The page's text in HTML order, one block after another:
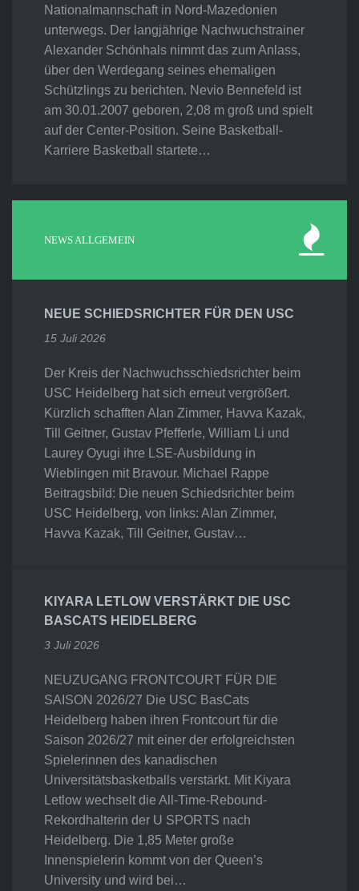
Nationalmannschaft in Nord-Mazedonien
unterwegs. Der langjährige Nachwuchstrainer
Alexander Schönhals nimmt das zum Anlass,
über den Werdegang seines ehemaligen
Schützlings zu berichten. Nevio Bennefeld ist
am 30.01.2007 geboren, 2,08 m groß und spielt
auf der Center-Position. Seine Basketball-
Karriere Basketball startete…
NEWS ALLGEMEIN
NEUE SCHIEDSRICHTER FÜR DEN USC
15 Juli 2026
Der Kreis der Nachwuchsschiedsrichter beim
USC Heidelberg hat sich erneut vergrößert.
Kürzlich schafften Alan Zimmer, Havva Kazak,
Till Geitner, Gustav Pfefferle, William Li und
Laurey Oyugi ihre LSE-Ausbildung in
Wieblingen mit Bravour. Michael Rappe
Beitragsbild: Die neuen Schiedsrichter beim
USC Heidelberg, von links: Alan Zimmer,
Havva Kazak, Till Geitner, Gustav…
KIYARA LETLOW VERSTÄRKT DIE USC
BASCATS HEIDELBERG
3 Juli 2026
NEUZUGANG FRONTCOURT FÜR DIE
SAISON 2026/27 Die USC BasCats
Heidelberg haben ihren Frontcourt für die
Saison 2026/27 mit einer der erfolgreichsten
Spielerinnen des kanadischen
Universitätsbasketballs verstärkt. Mit Kiyara
Letlow wechselt die All-Time-Rebound-
Rekordhalterin der U SPORTS nach
Heidelberg. Die 1,85 Meter große
Innenspielerin kommt von der Queen’s
University und wird bei…